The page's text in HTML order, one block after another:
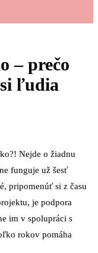
– prečo
ľudia
Nejde o žiadnu
funguje už šesť
pripomenúť si z času
je podpora
im v spolupráci s
rokov pomáha